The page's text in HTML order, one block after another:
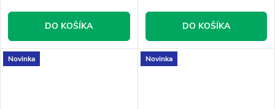
DO KOŠÍKA DO KOŠÍKA
Novinka Novinka